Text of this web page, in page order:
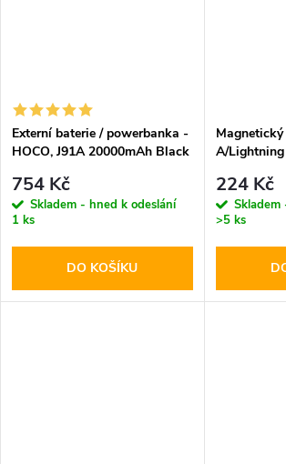
Externí baterie / powerbanka -
HOCO, J91A 20000mAh Black
754 Kč
Skladem - hned k odeslání
1 ks
DO KOŠÍKU
A/
224 Kč
Skladem
>5 ks